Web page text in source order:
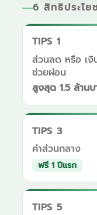
6 สิทธิประโ
TIPS 1
ส่วนลด หรือ เงิ
ช่วยผ่อน
สูงสุด 1.5 ล้านบ
TIPS 3
ค่าส่วนกลาง
ฟรี 1 ปีแรก
TIPS 5